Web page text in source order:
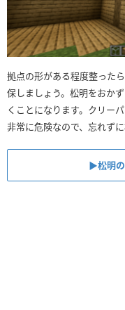
拠点の形がある程度整った
保しましょう。松明をおか
くことになります。クリー
非常に危険なので、忘れず
▶︎松明の